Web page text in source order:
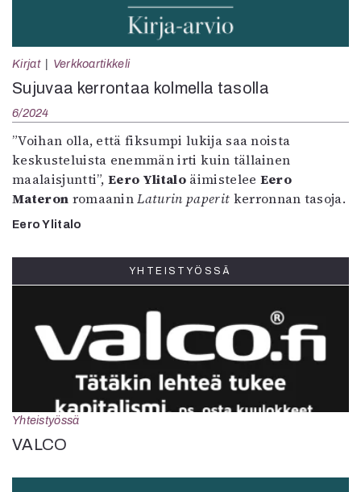
Kirjat Verkkoartikkeli
Sujuvaa kerrontaa kolmella tasolla
6/2024
”Voihan olla, että fiksumpi lukija saa noista
keskusteluista enemmän irti kuin tällainen
maalaisjuntti”,Eero Ylitaloäimistelee Eero
Materon romaaninLaturin paperit kerronnan tasoja.
Eero Ylitalo
YHTEISTYÖSSÄ
Yhteistyössä
VALCO